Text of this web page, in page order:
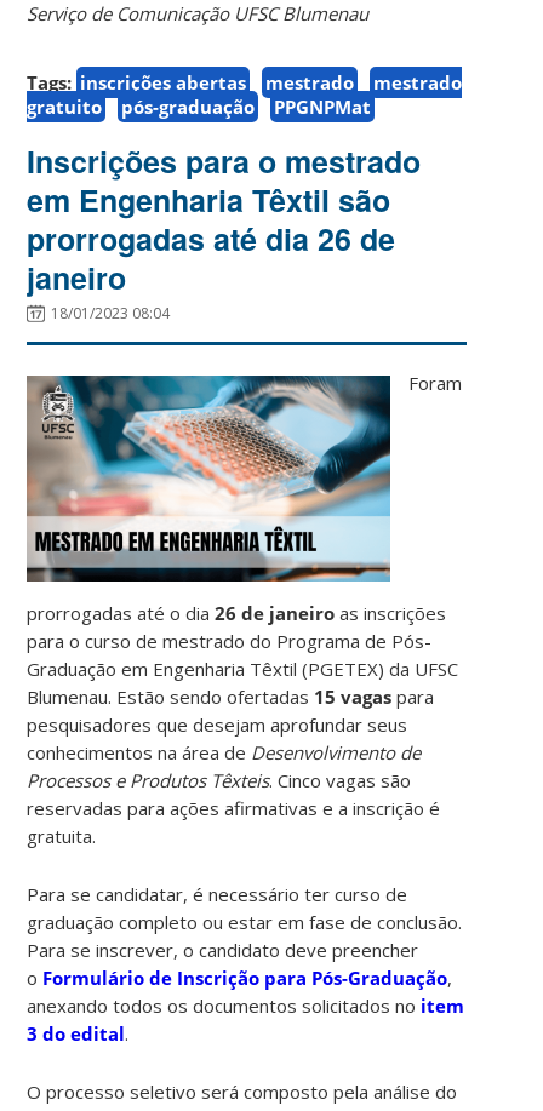
Serviço de Comunicação UFSC Blumenau
Tags: inscrições abertas mestrado
mestrado
gratuito
pós-graduação PPGNPMat
Inscrições para o mestrado
em Engenharia Têxtil são
prorrogadas até dia 26 de
janeiro
18/01/2023 08:04
Foram
prorrogadas até o dia26 de janeiro as inscrições
para o curso de mestrado do Programa de Pós-
Graduação em Engenharia Têxtil (PGETEX) da UFSC
Blumenau. Estão sendo ofertadas 15 vagas para
pesquisadores que desejam aprofundar seus
conhecimentos na área de Desenvolvimento de
Processos e Produtos Têxteis. Cinco vagas são
reservadas para ações afirmativas e a inscrição é
gratuita.
Para se candidatar, é necessário ter curso de
graduação completo ou estar em fase de conclusão.
Para se inscrever, o candidato deve preencher
o Formulário de Inscrição para Pós-Graduação,
anexando todos os documentos solicitados no item
3 do edital.
O processo seletivo será composto pela análise do